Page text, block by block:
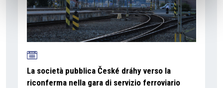
La società pubblica České dráhy verso la
riconferma nella gara di servizio ferroviario